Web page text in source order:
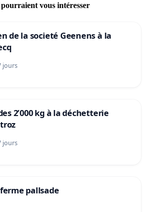
vous intéresser
de la societé Geenens à la
jours
2’000 kg à la déchetterie
jours
pallsade